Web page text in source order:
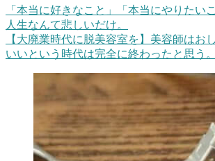
「本当に好きなこと」「本当にやりたい
人生なんて悲しいだけ。
【大廃業時代に脱美容室を】美容師はお
いいという時代は完全に終わったと思う。